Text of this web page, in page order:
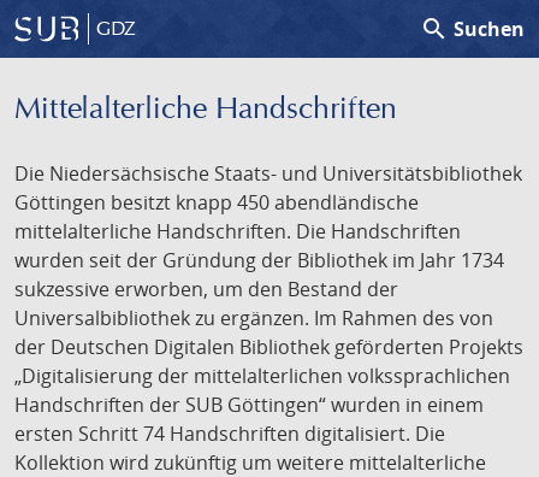
GDZ search Suchen
Mittelalterliche Handschriften
Die Niedersächsische Staats- und Universitätsbibliothek
Göttingen besitzt knapp 450 abendländische
mittelalterliche Handschriften. Die Handschriften
wurden seit der Gründung der Bibliothek im Jahr 1734
sukzessive erworben, um den Bestand der
Universalbibliothek zu ergänzen. Im Rahmen des von
der Deutschen Digitalen Bibliothek geförderten Projekts
„Digitalisierung der mittelalterlichen volkssprachlichen
Handschriften der SUB Göttingen“ wurden in einem
ersten Schritt 74 Handschriften digitalisiert. Die
Kollektion wird zukünftig um weitere mittelalterliche